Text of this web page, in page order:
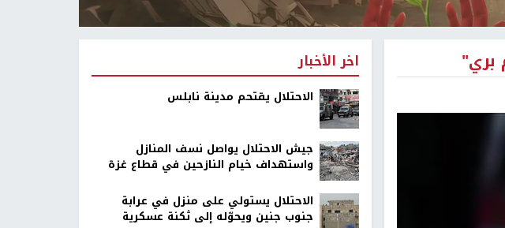
بري" اخر الأخبار
الاحتلال يقتحم مدينة نابلس
جيش الاحتلال يواصل نسف المنازل
واستهداف خيام النازحين في قطاع غزة
الاحتلال يستولي على منزل في عرابة
جنوب جنين ويحوّله إلى ثكنة عسكرية